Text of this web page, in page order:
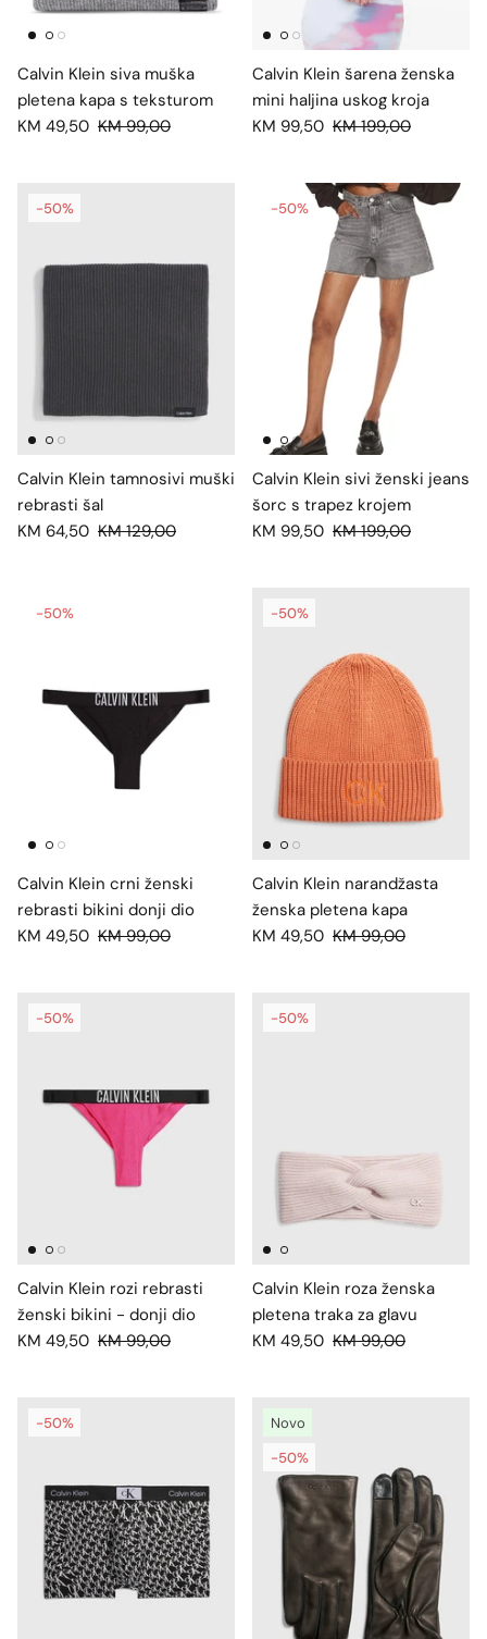
Calvin Klein siva muška
pletena kapa s teksturom
KM 49,50 KM 99,00
Calvin Klein šarena ženska
mini haljina uskog kroja
KM 99,50 KM 199,00
-50%
Calvin Klein tamnosivi muški
rebrasti šal
KM 64,50 KM 129,00
-50%
Calvin Klein sivi ženski jeans
šorc s trapez krojem
KM 99,50 KM 199,00
-50%
Calvin Klein crni ženski
rebrasti bikini donji dio
KM 49,50 KM 99,00
-50%
Calvin Klein narandžasta
ženska pletena kapa
KM 49,50 KM 99,00
-50%
Calvin Klein rozi rebrasti
ženski bikini - donji dio
KM 49,50 KM 99,00
-50%
Calvin Klein roza ženska
pletena traka za glavu
KM 49,50 KM 99,00
-50%
Novo
-50%